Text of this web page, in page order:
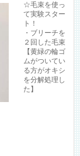
☆毛束を使っ
て実験スター
ト！
・ブリーチを
２回した毛束
【黄緑の輪ゴ
ムがついてい
る方がオキシ
を分解処理し
た】